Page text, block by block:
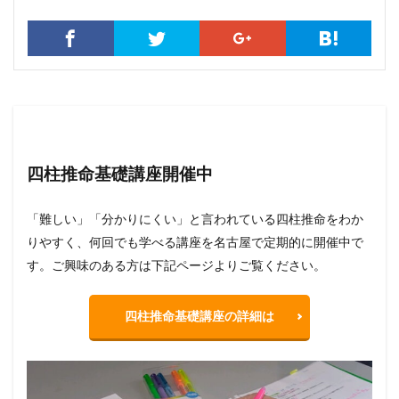
四柱推命基礎講座開催中
「難しい」「分かりにくい」と言われている四柱推命をわか
りやすく、何回でも学べる講座を名古屋で定期的に開催中で
す。ご興味のある方は下記ページよりご覧ください。
四柱推命基礎講座の詳細は